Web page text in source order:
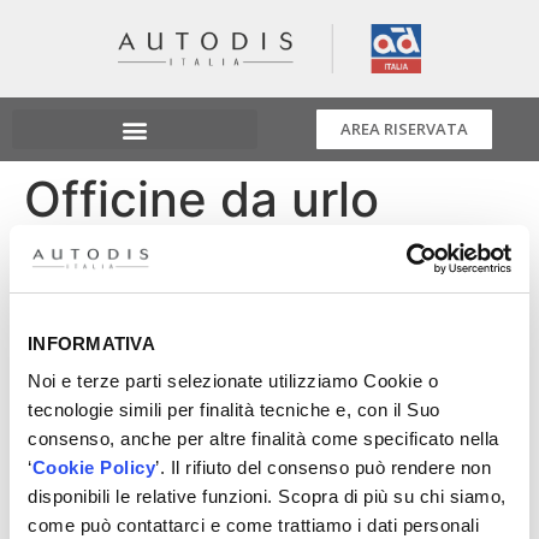
INFORMATIVA
Noi e terze parti selezionate utilizziamo Cookie o
tecnologie simili per finalità tecniche e, con il Suo
consenso, anche per altre finalità come specificato nella
‘Cookie Policy’. Il rifiuto del consenso può rendere non
disponibili le relative funzioni. Scopra di più su chi siamo,
come può contattarci e come trattiamo i dati personali
AREA RISERVATA
Officine da urlo
In attesa della nuova stagione di
Officine da Urlo, da
questa sera tornano in onda le puntate della scorsa
Appuntamento alle ore 20:30 su:
Canale 809 di SKY
Canale 244 del Digitale Terrestre (Smart TV)
In live streaming su www.go-tv.org
Non mancare!
Autodistribuzione Italia